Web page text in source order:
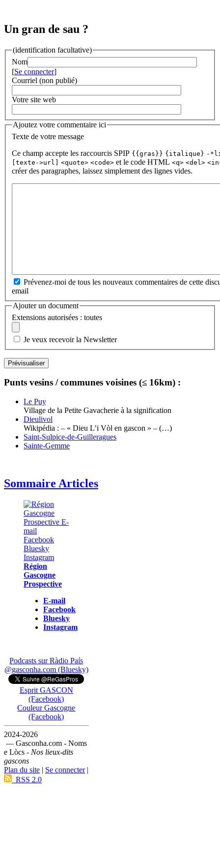
Un gran de sau ?
(identification facultative)
Nom
[Se connecter]
Courriel (non publié)
Votre site web
Ajoutez votre commentaire ici
Texte de votre message
Ce champ accepte les raccourcis SPIP {{gras}} {italique} -
[texte->url]
<quote> <code> et le code HTML <q> <del>
créer des paragraphes, laissez simplement des lignes vides.
Prévenez-moi de tous les nouveaux commentaires de cette
email
Ajouter un document
Extensions autorisées : toutes
Je veux recevoir la Newsletter
Punts vesins / communes voisines (≤ 16km) :
Le Puy
Village de la Petite Gavacherie à la signification
Dieulivol
Wikipédia : – « Dieu L’i Vòl en gascon » – (…)
Saint-Sulpice-de-Guilleragues
Sainte-Gemme
Sommaire Articles
Région
Gascogne
Prospective
E-mail
Facebook
Bluesky
Instagram
Podcasts sur Ràdio País
@gasconha.com (Bluesky)
Esprit GASCON
(Facebook)
Couleur Gascogne
(Facebook)
2024-2026
— Gasconha.com - Noms
e Lòcs - Nos lieux-dits
gascons
Plan du site | Se connecter|
RSS 2.0